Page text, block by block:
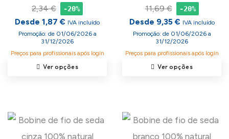
2,34 € -20%
Desde 1,87 € IVA incluído
Promoção: de 01/06/2026 a
31/12/2026
Preços para profissionais após login
Ver opções
11,69 € -20%
Desde 9,35 € IVA incluído
Promoção: de 01/06/2026 a
31/12/2026
Preços para profissionais após login
Ver opções